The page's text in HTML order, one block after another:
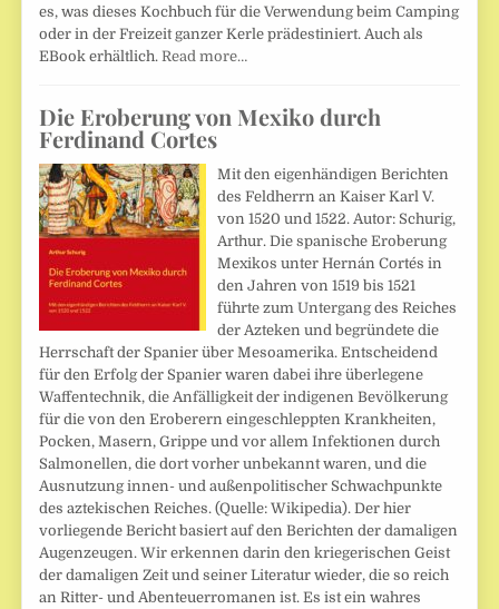
es, was dieses Kochbuch für die Verwendung beim Camping
oder in der Freizeit ganzer Kerle prädestiniert. Auch als
EBook erhältlich.Read more…
Die Eroberung von Mexiko durch
Ferdinand Cortes
Mit den eigenhändigen Berichten
des Feldherrn an Kaiser Karl V.
von 1520 und 1522. Autor: Schurig,
Arthur. Die spanische Eroberung
Mexikos unter Hernán Cortés in
den Jahren von 1519 bis 1521
führte zum Untergang des Reiches
der Azteken und begründete die
Herrschaft der Spanier über Mesoamerika. Entscheidend
für den Erfolg der Spanier waren dabei ihre überlegene
Waffentechnik, die Anfälligkeit der indigenen Bevölkerung
für die von den Eroberern eingeschleppten Krankheiten,
Pocken, Masern, Grippe und vor allem Infektionen durch
Salmonellen, die dort vorher unbekannt waren, und die
Ausnutzung innen- und außenpolitischer Schwachpunkte
des aztekischen Reiches. (Quelle: Wikipedia). Der hier
vorliegende Bericht basiert auf den Berichten der damaligen
Augenzeugen. Wir erkennen darin den kriegerischen Geist
der damaligen Zeit und seiner Literatur wieder, die so reich
an Ritter- und Abenteuerromanen ist. Es ist ein wahres